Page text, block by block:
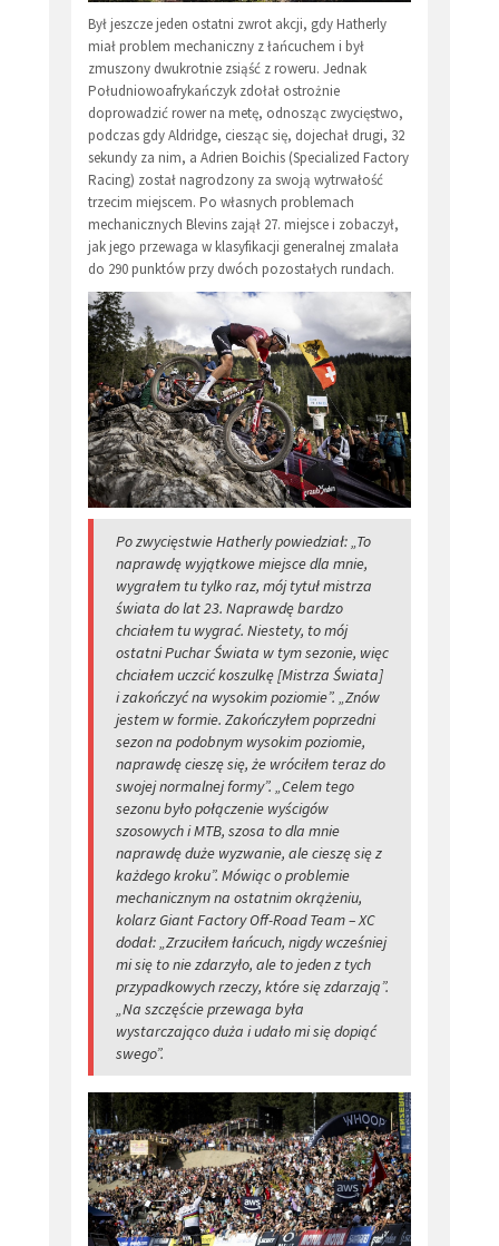
Był jeszcze jeden ostatni zwrot akcji, gdy Hatherly
miał problem mechaniczny z łańcuchem i był
zmuszony dwukrotnie zsiąść z roweru. Jednak
Południowoafrykańczyk zdołał ostrożnie
doprowadzić rower na metę, odnosząc zwycięstwo,
podczas gdy Aldridge, ciesząc się, dojechał drugi, 32
sekundy za nim, a Adrien Boichis (Specialized Factory
Racing) został nagrodzony za swoją wytrwałość
trzecim miejscem. Po własnych problemach
mechanicznych Blevins zajął 27. miejsce i zobaczył,
jak jego przewaga w klasyfikacji generalnej zmalała
do 290 punktów przy dwóch pozostałych rundach.
Po zwycięstwie Hatherly powiedział: „To
naprawdę wyjątkowe miejsce dla mnie,
wygrałem tu tylko raz, mój tytuł mistrza
świata do lat 23. Naprawdę bardzo
chciałem tu wygrać. Niestety, to mój
ostatni Puchar Świata w tym sezonie, więc
chciałem uczcić koszulkę [Mistrza Świata]
i zakończyć na wysokim poziomie”. „Znów
jestem w formie. Zakończyłem poprzedni
sezon na podobnym wysokim poziomie,
naprawdę cieszę się, że wróciłem teraz do
swojej normalnej formy”. „Celem tego
sezonu było połączenie wyścigów
szosowych i MTB, szosa to dla mnie
naprawdę duże wyzwanie, ale cieszę się z
każdego kroku”. Mówiąc o problemie
mechanicznym na ostatnim okrążeniu,
kolarz Giant Factory Off-Road Team – XC
dodał: „Zrzuciłem łańcuch, nigdy wcześniej
mi się to nie zdarzyło, ale to jeden z tych
przypadkowych rzeczy, które się zdarzają”.
„Na szczęście przewaga była
wystarczająco duża i udało mi się dopiąć
swego”.